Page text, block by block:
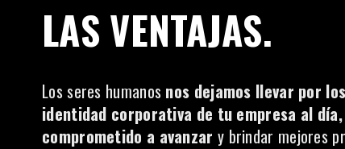
LAS VENTAJAS.
Los seres humanos nos dejamos llevar por
identidad corporativa de tu empresa al día,
comprometido a avanzar y brindar mejores